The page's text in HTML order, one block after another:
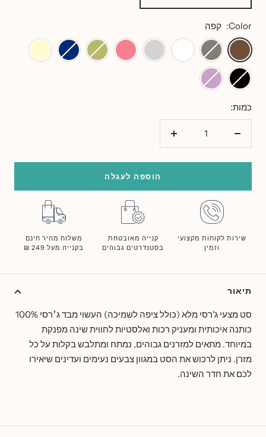
Color:
קפה
קפה
אפור
בטון
לבן
אפור
בהיר
ורוד
מסטיק
ירוק
זית
כחול
מרין
שמנת
שחור
סגול
לילך
כמות:
הוסף
הוספה לעגלה
שירות לקוחות מקצועי
וזמין
קנייה מאובטחת
בסטנדרטים גבוהים
משלוח מהיר חינם
בקנייה מעל 249 ₪
תיאור
סט מצעי ג'רסי מלא (כולל ציפה לשמיכה) העשוי מבד ג׳רסי 100%
כותנה איכותית ומעניק רכות ואלסטיות לחווית שינה מפנקת
במיוחד. מתאים למזרנים גבוהים, נמתח ומתלבש בקלות על כל
מזרן. ניתן לרכוש את הסט במגוון צבעים נעימים ועדינים שיאירו
לכם את חדר השינה.